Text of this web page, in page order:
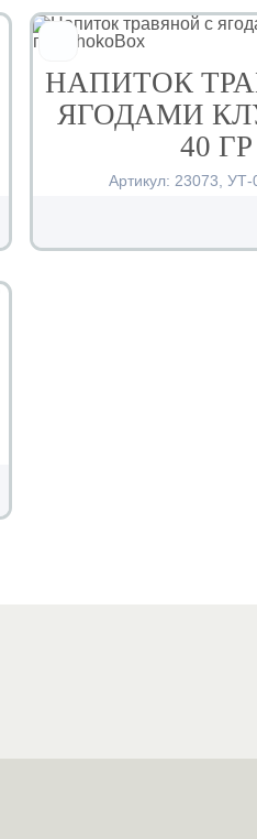
НАПИТОК
ЯГОДАМИ
40 ГР
Артикул: 23073 ,УТ-